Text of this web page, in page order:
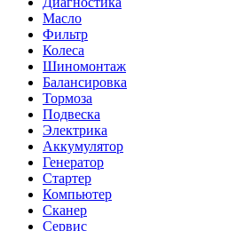
Масло
Фильтр
Колеса
Шиномонтаж
Балансировка
Тормоза
Подвеска
Электрика
Аккумулятор
Генератор
Стартер
Компьютер
Сканер
Сервис